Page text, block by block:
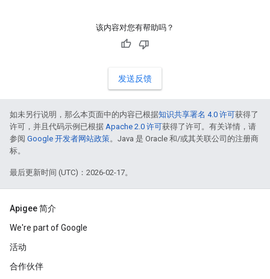
该内容对您有帮助吗？
发送反馈
如未另行说明，那么本页面中的内容已根据知识共享署名 4.0 许可获得了
许可，并且代码示例已根据 Apache 2.0 许可获得了许可。有关详情，请
参阅 Google 开发者网站政策。Java 是 Oracle 和/或其关联公司的注册商
标。
最后更新时间 (UTC)：2026-02-17。
Apigee 简介
We're part of Google
活动
合作伙伴